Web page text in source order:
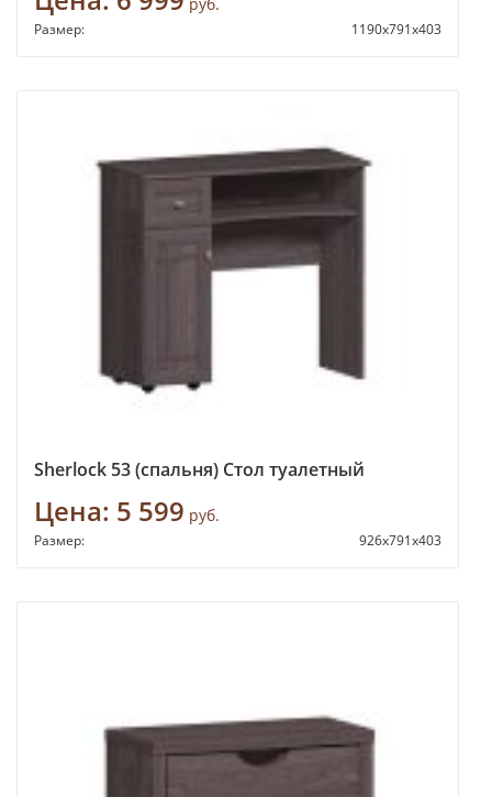
Размер: 1190х791х403
Sherlock 53 (спальня) Стол туалетный
Цена: 5 599 руб.
Размер: 926х791х403